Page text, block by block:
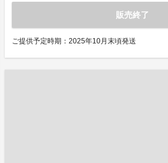
販売終了
ご提供予定時期：2025年10月末頃発送